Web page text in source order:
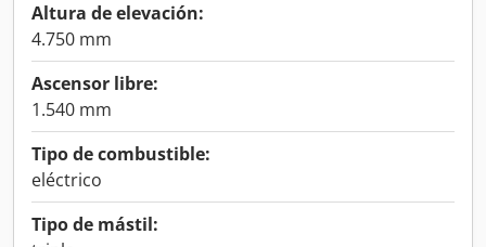
Altura de elevación:
4.750 mm
Ascensor libre:
1.540 mm
Tipo de combustible:
eléctrico
Tipo de mástil: